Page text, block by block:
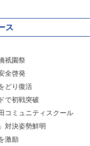
ス
祇園祭
全啓発
どり復活
で初戦突破
コミュニティスクール
対決姿勢鮮明
激励